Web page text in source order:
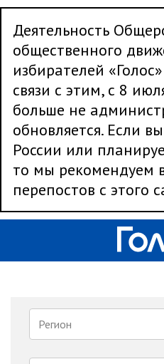
Деятельность
общественного
избирателей
связи с этим, с 8
больше не
обновляется. Если
России или
то мы рекомендуем
перепостов с этого
Регион